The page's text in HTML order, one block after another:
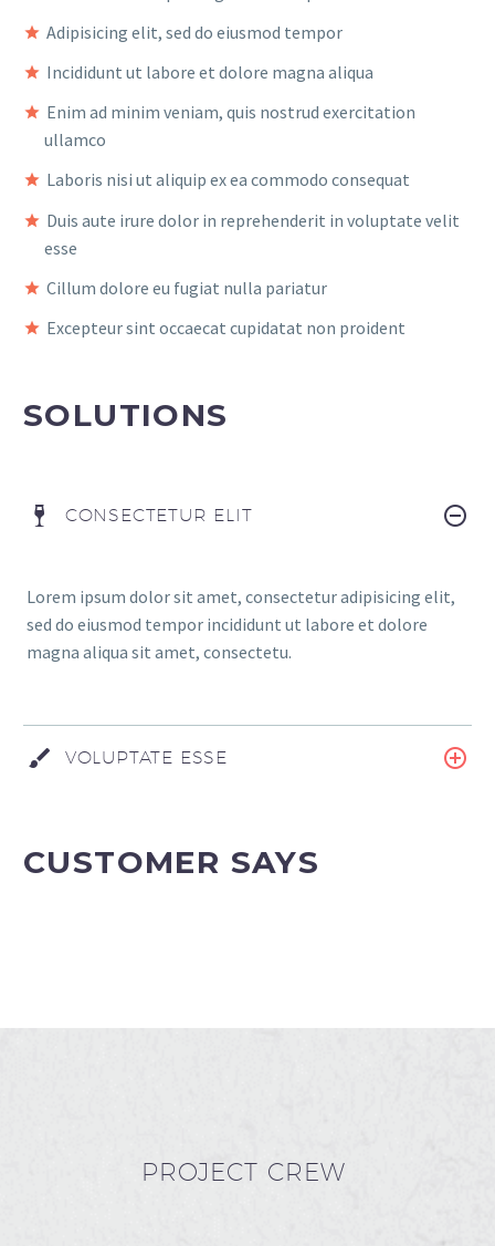
Adipisicing elit, sed do eiusmod tempor
Incididunt ut labore et dolore magna aliqua
Enim ad minim veniam, quis nostrud exercitation
ullamco
Laboris nisi ut aliquip ex ea commodo consequat
Duis aute irure dolor in reprehenderit in voluptate velit
esse
Cillum dolore eu fugiat nulla pariatur
Excepteur sint occaecat cupidatat non proident
SOLUTIONS
CONSECTETUR ELIT
Lorem ipsum dolor sit amet, consectetur adipisicing elit,
sed do eiusmod tempor incididunt ut labore et dolore
magna aliqua sit amet, consectetu.
VOLUPTATE ESSE
CUSTOMER SAYS
PROJECT CREW